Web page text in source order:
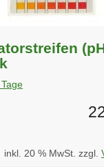
inkl. 20 % MwSt. zzgl.